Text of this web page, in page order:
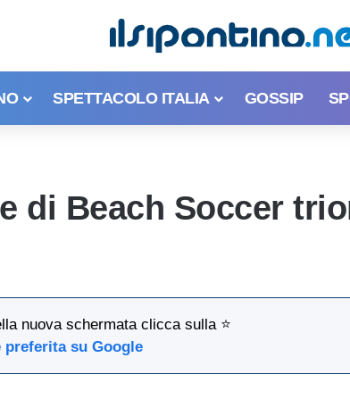
SPETTACOLO ITALIA GOSSIP
di Beach Soccer
nuova schermata clicca sulla ⭐
su Google